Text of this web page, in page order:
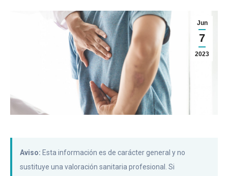
Jun
7
2023
Aviso: Esta información es de carácter general y no
sustituye una valoración sanitaria profesional. Si